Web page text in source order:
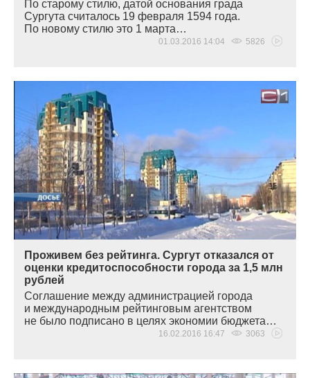
По старому стилю, датой основания града
Сургута считалось 19 февраля 1594 года.
По новому стилю это 1 марта…
01.03.2016 14:04 5826
Проживем без рейтинга. Сургут отказался от
оценки кредитоспособности города за 1,5 млн
рублей
Соглашение между администрацией города
и международным рейтинговым агентством
не было подписано в целях экономии бюджета…
16.02.2016 16:47 3063